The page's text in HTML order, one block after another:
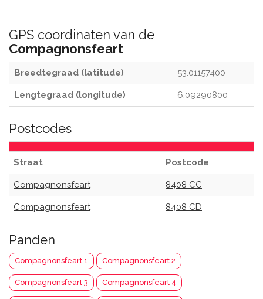
GPS coordinaten van de
Compagnonsfeart
Breedtegraad (latitude) 53.01157400
Lengtegraad (longitude) 6.09290800
Postcodes
Straat Postcode
Compagnonsfeart 8408 CC
Compagnonsfeart 8408 CD
Panden
Compagnonsfeart 1 Compagnonsfeart 2
Compagnonsfeart 3 Compagnonsfeart 4